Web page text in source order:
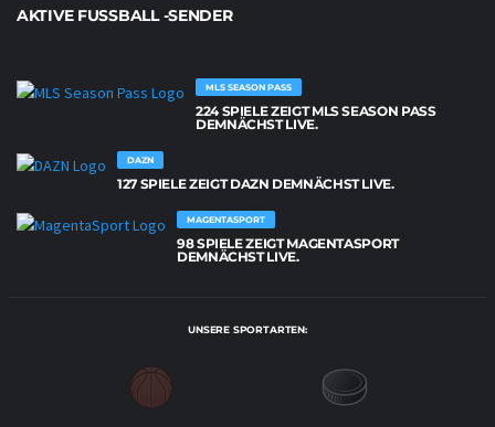
AKTIVE FUSSBALL -SENDER
MLS SEASON PASS
224 SPIELE ZEIGT MLS SEASON PASS
DEMNÄCHST LIVE.
DAZN
127 SPIELE ZEIGT DAZN DEMNÄCHST LIVE.
MAGENTASPORT
98 SPIELE ZEIGT MAGENTASPORT
DEMNÄCHST LIVE.
UNSERE SPORTARTEN: